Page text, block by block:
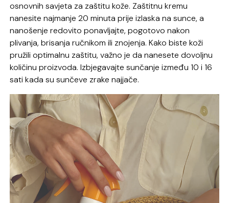
osnovnih savjeta za zaštitu kože. Zaštitnu kremu
nanesite najmanje 20 minuta prije izlaska na sunce, a
nanošenje redovito ponavljajte, pogotovo nakon
plivanja, brisanja ručnikom ili znojenja. Kako biste koži
pružili optimalnu zaštitu, važno je da nanesete dovoljnu
količinu proizvoda. Izbjegavajte sunčanje između 10 i 16
sati kada su sunčeve zrake najjače.